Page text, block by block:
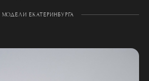
МОДЕЛИ ЕКАТЕРИНБУРГА